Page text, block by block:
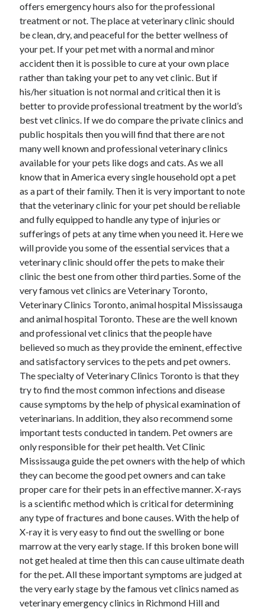
offers emergency hours also for the professional
treatment or not. The place at veterinary clinic should
be clean, dry, and peaceful for the better wellness of
your pet. If your pet met with a normal and minor
accident then it is possible to cure at your own place
rather than taking your pet to any vet clinic. But if
his/her situation is not normal and critical then it is
better to provide professional treatment by the world’s
best vet clinics. If we do compare the private clinics and
public hospitals then you will find that there are not
many well known and professional veterinary clinics
available for your pets like dogs and cats. As we all
know that in America every single household opt a pet
as a part of their family. Then it is very important to note
that the veterinary clinic for your pet should be reliable
and fully equipped to handle any type of injuries or
sufferings of pets at any time when you need it. Here we
will provide you some of the essential services that a
veterinary clinic should offer the pets to make their
clinic the best one from other third parties. Some of the
very famous vet clinics are Veterinary Toronto,
Veterinary Clinics Toronto, animal hospital Mississauga
and animal hospital Toronto. These are the well known
and professional vet clinics that the people have
believed so much as they provide the eminent, effective
and satisfactory services to the pets and pet owners.
The specialty of Veterinary Clinics Toronto is that they
try to find the most common infections and disease
cause symptoms by the help of physical examination of
veterinarians. In addition, they also recommend some
important tests conducted in tandem. Pet owners are
only responsible for their pet health. Vet Clinic
Mississauga guide the pet owners with the help of which
they can become the good pet owners and can take
proper care for their pets in an effective manner. X-rays
is a scientific method which is critical for determining
any type of fractures and bone causes. With the help of
X-ray it is very easy to find out the swelling or bone
marrow at the very early stage. If this broken bone will
not get healed at time then this can cause ultimate death
for the pet. All these important symptoms are judged at
the very early stage by the famous vet clinics named as
veterinary emergency clinics in Richmond Hill and